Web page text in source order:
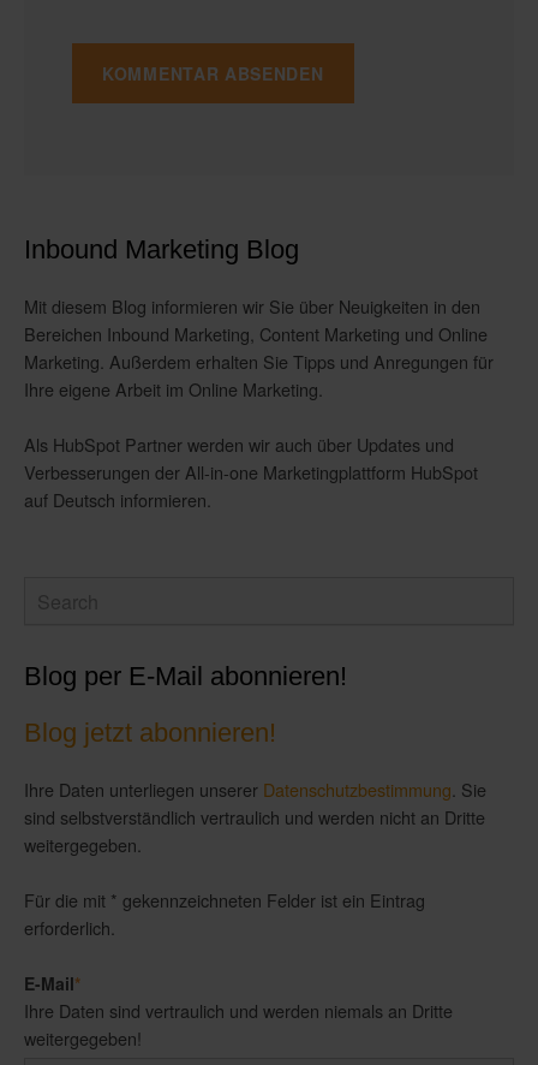
Inbound Marketing Blog
Mit diesem Blog informieren wir Sie über Neuigkeiten in den
Bereichen Inbound Marketing, Content Marketing und Online
Marketing. Außerdem erhalten Sie Tipps und Anregungen für
Ihre eigene Arbeit im Online Marketing.
Als HubSpot Partner werden wir auch über Updates und
Verbesserungen der All-in-one Marketingplattform HubSpot
auf Deutsch informieren.
Blog per E-Mail abonnieren!
Blog jetzt abonnieren!
Ihre Daten unterliegen unserer Datenschutzbestimmung . Sie
sind selbstverständlich vertraulich und werden nicht an Dritte
weitergegeben.
Für die mit * gekennzeichneten Felder ist ein Eintrag
erforderlich.
E-Mail*
Ihre Daten sind vertraulich und werden niemals an Dritte
weitergegeben!